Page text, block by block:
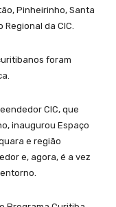
Pinheirinho, Santa
da CIC.
foram
CIC, que
inaugurou Espaço
e região
e, agora, é a vez